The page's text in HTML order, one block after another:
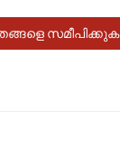
സമീപിക്കുക